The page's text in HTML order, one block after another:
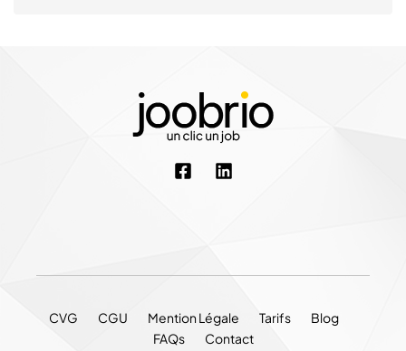
CVG CGU Mention Légale Tarifs
Blog
FAQs
Contact